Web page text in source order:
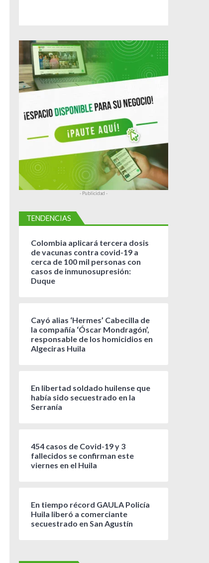
- Publicidad -
TENDENCIAS
Colombia aplicará tercera dosis
de vacunas contra covid-19 a
cerca de 100 mil personas con
casos de inmunosupresión:
Duque
Cayó alias ‘Hermes’ Cabecilla de
la compañía ‘Óscar Mondragón’,
responsable de los homicidios en
Algeciras Huila
En libertad soldado huilense que
había sido secuestrado en la
Serranía
454 casos de Covid-19 y 3
fallecidos se confirman este
viernes en el Huila
En tiempo récord GAULA Policía
Huila liberó a comerciante
secuestrado en San Agustín